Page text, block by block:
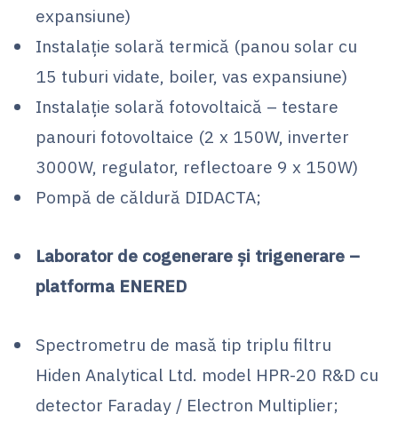
expansiune)
Instalaţie solară termică (panou solar cu
15 tuburi vidate, boiler, vas expansiune)
Instalaţie solară fotovoltaică – testare
panouri fotovoltaice (2 x 150W, inverter
3000W, regulator, reflectoare 9 x 150W)
Pompă de căldură DIDACTA;
Laborator de cogenerare şi trigenerare –
platforma ENERED
Spectrometru de masă tip triplu filtru
Hiden Analytical Ltd. model HPR-20 R&D cu
detector Faraday / Electron Multiplier;